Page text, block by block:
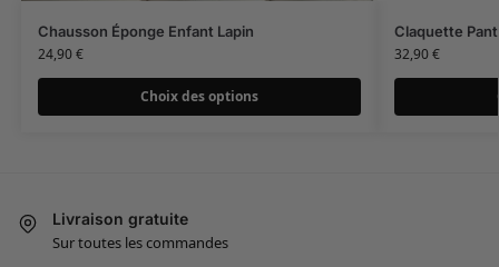
Chausson Éponge Enfant Lapin
24,90€
Choix des options
Claquette
32,90€
Livraison gratuite
Sur toutes les commandes